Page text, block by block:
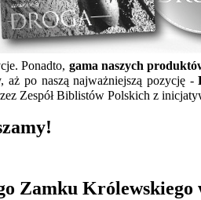
Ponadto, gama naszych
aż po naszą najważniejszą pozycję -
Zespół Biblistów Polskich z
Zamku Królewskiego